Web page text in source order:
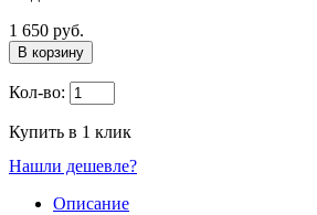
1 650 руб.
В корзину
Кол-во:
Купить в 1 клик
Нашли дешевле?
Описание